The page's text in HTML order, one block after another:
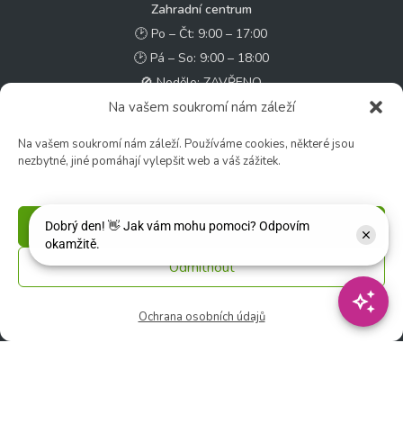
Na vašem soukromí nám záleží
Na vašem soukromí nám záleží. Používáme cookies, některé jsou
nezbytné, jiné pomáhají vylepšit web a váš zážitek.
Příjmout
Odmítnout
Ochrana osobních údajů
Zahradní centrum
🕑 Po – Čt: 9:00 – 17:00
🕑 Pá – So: 9:00 – 18:00
🚫 Neděle: ZAVŘENO
🕑 Ut – Pá: 9:00 - 12:00 │ 13:00 - 17:00
✉️ e-shop@zcstrakovo.cz
Sledujte nás: